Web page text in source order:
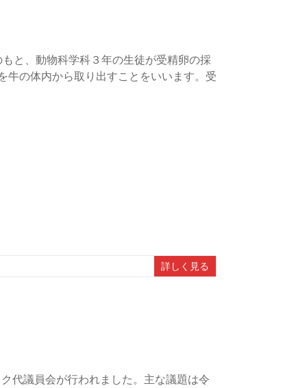
と、動物科学科３年の生徒が受精卵の採
の体内から取り出すことをいいます。受
詳しく見る
代議員会が行われました。主な議題は令